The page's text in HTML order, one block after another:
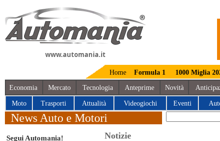
www.automania.it
Home Formula 1 1000 Miglia
Economia Mercato Tecnologia Anteprime Novità
Moto Trasporti Attualità Videogiochi Eventi
News Auto e Motori
Segui Automania! Notizie